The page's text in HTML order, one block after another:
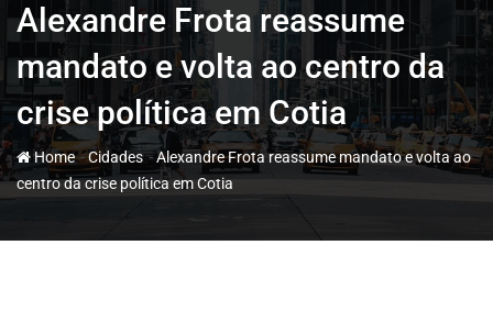
Alexandre Frota reassume
mandato e volta ao centro da
crise política em Cotia
Home-Cidades-Alexandre Frota reassume mandato e volta ao
centro da crise política em Cotia